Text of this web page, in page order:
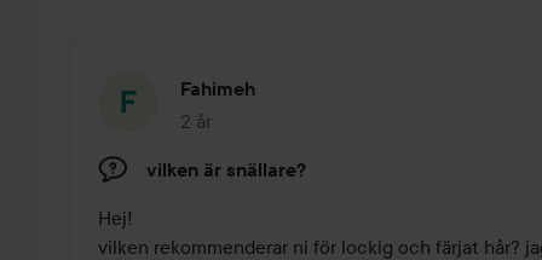
Fahimeh
2 år
Inlägget skapades 2 år
vilken är snällare?
Hej!
vilken rekommenderar ni för lockig och färjat hår?